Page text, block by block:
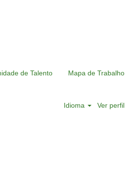
de Talento Mapa de Trabalho
Idioma Ver perfil